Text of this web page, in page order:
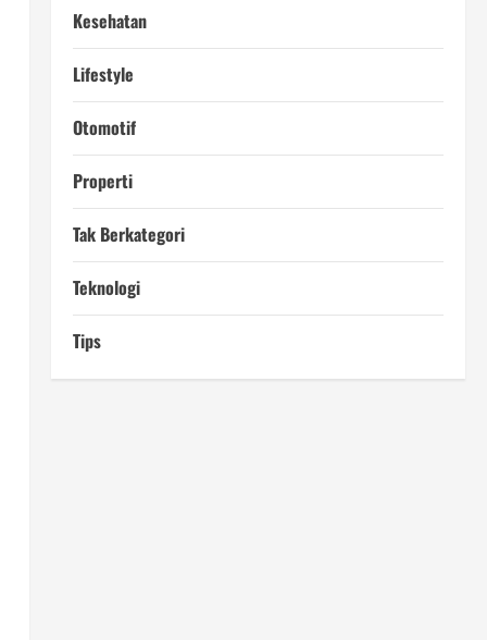
Kesehatan
Lifestyle
Otomotif
Properti
Tak Berkategori
Teknologi
Tips